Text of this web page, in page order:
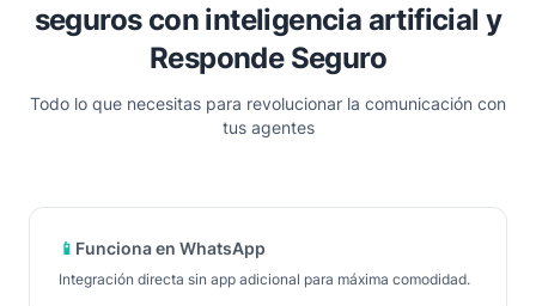
seguros con inteligencia artificial y
Responde Seguro
Todo lo que necesitas para revolucionar la comunicación con
tus agentes
📱 Funciona en WhatsApp
Integración directa sin app adicional para máxima comodidad.